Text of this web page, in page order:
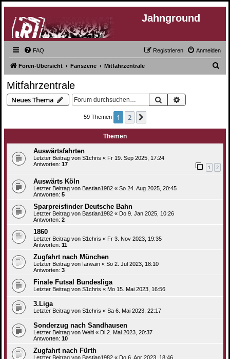
Jahnground
FAQ Anmelden
Registrieren
Foren-Übersicht Fanszene Mitfahrzentrale
Mitfahrzentrale
Neues Thema Suche
59 Themen 1 2
Themen
Auswärtsfahrten
Letzter Beitrag von S1chris « Fr 19. Sep 2025, 17:24
Antworten: 17 1 2
Auswärts Köln
Letzter Beitrag von Bastian1982 « So 24. Aug 2025, 20:45
Antworten: 5
Sparpreisfinder Deutsche Bahn
Letzter Beitrag von Bastian1982 « Do 9. Jan 2025, 10:26
Antworten: 2
1860
Letzter Beitrag von S1chris « Fr 3. Nov 2023, 19:35
Antworten: 11
Zugfahrt nach München
Letzter Beitrag von Iarwain « So 2. Jul 2023, 18:10
Antworten: 3
Finale Futsal Bundesliga
Letzter Beitrag von S1chris « Mo 15. Mai 2023, 16:56
3.Liga
Letzter Beitrag von S1chris « Sa 6. Mai 2023, 22:17
Sonderzug nach Sandhausen
Letzter Beitrag von Welti « Di 2. Mai 2023, 20:37
Antworten: 10
Zugfahrt nach Fürth
Letzter Beitrag von Bastian1982 « Do 6. Apr 2023, 18:46